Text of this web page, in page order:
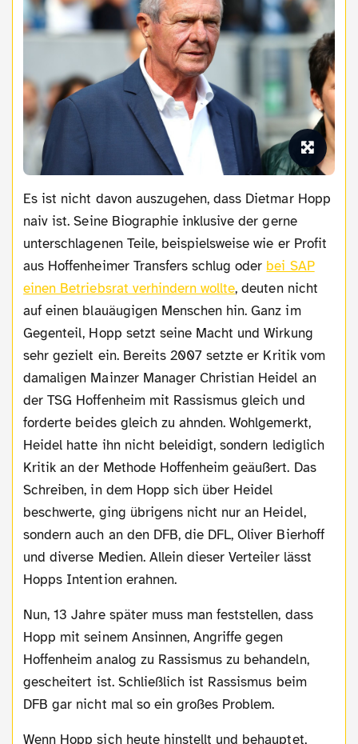
Es ist nicht davon auszugehen, dass Dietmar Hopp
naiv ist. Seine Biographie inklusive der gerne
unterschlagenen Teile, beispielsweise wie er Profit
aus Hoffenheimer Transfers schlug oder bei SAP
einen Betriebsrat verhindern wollte, deuten nicht
auf einen blauäugigen Menschen hin. Ganz im
Gegenteil, Hopp setzt seine Macht und Wirkung
sehr gezielt ein. Bereits 2007 setzte er Kritik vom
damaligen Mainzer Manager Christian Heidel an
der TSG Hoffenheim mit Rassismus gleich und
forderte beides gleich zu ahnden. Wohlgemerkt,
Heidel hatte ihn nicht beleidigt, sondern lediglich
Kritik an der Methode Hoffenheim geäußert. Das
Schreiben, in dem Hopp sich über Heidel
beschwerte, ging übrigens nicht nur an Heidel,
sondern auch an den DFB, die DFL, Oliver Bierhoff
und diverse Medien. Allein dieser Verteiler lässt
Hopps Intention erahnen.
Nun, 13 Jahre später muss man feststellen, dass
Hopp mit seinem Ansinnen, Angriffe gegen
Hoffenheim analog zu Rassismus zu behandeln,
gescheitert ist. Schließlich ist Rassismus beim
DFB gar nicht mal so ein großes Problem.
Wenn Hopp sich heute hinstellt und behauptet,